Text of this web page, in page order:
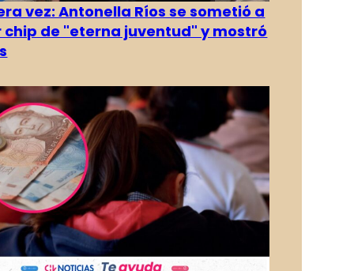
vez: Antonella Ríos se sometió a
de "eterna juventud" y mostró